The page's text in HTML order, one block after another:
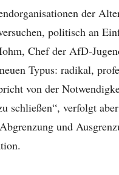
der
politisch an
Chef der AfD-
Typus: radikal,
von der
schließen“, verfolgt
und